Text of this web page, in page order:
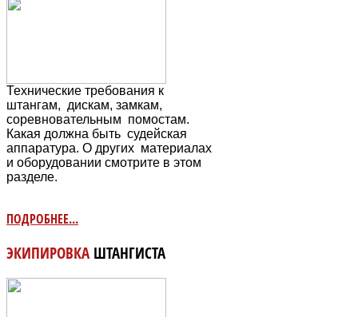
Технические требования к
штангам, дискам, замкам,
соревновательным помостам.
Какая должна быть судейская
аппаратура. О других материалах
и оборудовании смотрите в этом
разделе.
ПОДРОБНЕЕ...
ЭКИПИРОВКА ШТАНГИСТА